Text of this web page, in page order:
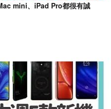
mini、iPad Pro都很有誠